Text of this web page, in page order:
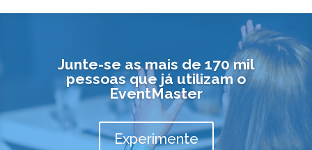
Junte-se as mais de 170 mil
pessoas que já utilizam o
EventMaster
Experimente